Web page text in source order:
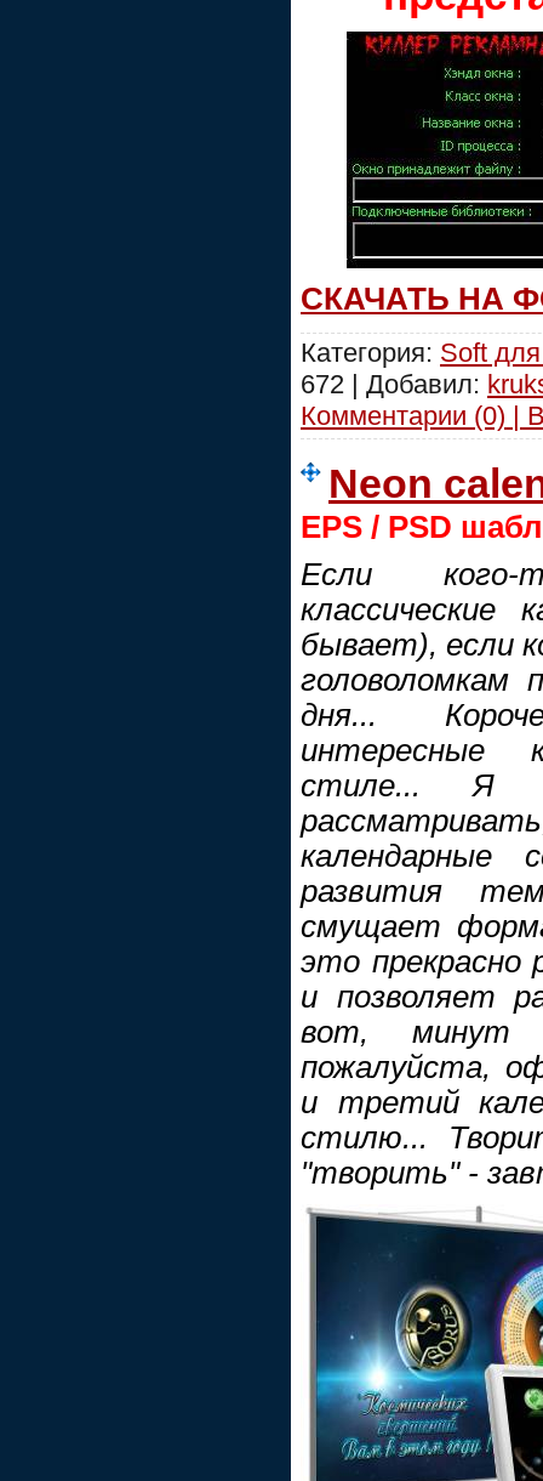
СКАЧАТЬ НА
Категория: Soft
672 | Добавил:
Комментарии (0) |
Neon
EPS / PSD
Если
классические
бывает), если
головоломкам
дня...
интересные
стиле... Я
календарные
развития
смущает
это прекрасно
и позволяет
вот, минут
пожалуйста,
и третий
стилю...
"творить" -